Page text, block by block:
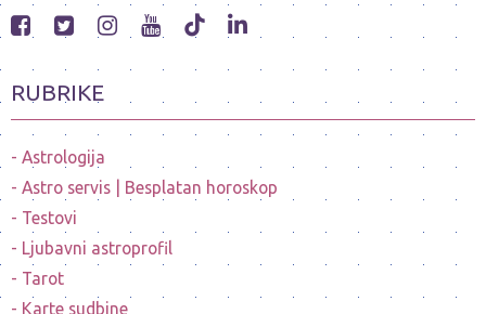
RUBRIKE
Astrologija
Astro servis | Besplatan horoskop
Testovi
Ljubavni astroprofil
Tarot
Karte sudbine